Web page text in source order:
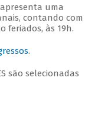
uma
contando com
feriados, às 19h.
.
são selecionadas